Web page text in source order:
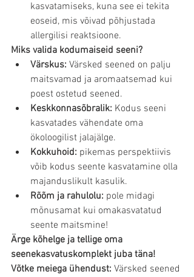
kasvatamiseks, kuna see ei tekita
eoseid, mis võivad põhjustada
allergilisi reaktsioone.
Miks valida kodumaiseid seeni?
Värskus: Värsked seened on palju
maitsvamad ja aromaatsemad kui
poest ostetud seened.
Keskkonnasõbralik: Kodus seeni
kasvatades vähendate oma
ökoloogilist jalajälge.
Kokkuhoid: pikemas perspektiivis
võib kodus seente kasvatamine olla
majanduslikult kasulik.
Rõõm ja rahulolu: pole midagi
mõnusamat kui omakasvatatud
seente maitsmine!
Ärge kõhelge ja tellige oma
seenekasvatuskomplekt juba täna!
Võtke meiega ühendust: Värsked seened